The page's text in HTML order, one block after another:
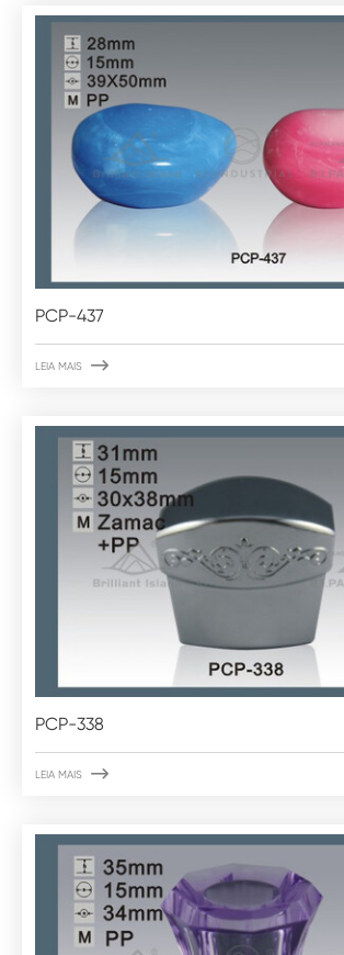
PCP-437
LEIA MAIS 
PCP-338
LEIA MAIS 